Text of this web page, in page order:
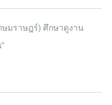
ษมราษฎร์) ศึกษาดูงาน